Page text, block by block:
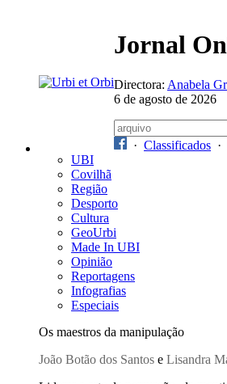
Jornal
Directora: Anabela
6 de agosto de 2026
· Classificados ·
UBI
Covilhã
Região
Desporto
Cultura
GeoUrbi
Made In UBI
Opinião
Reportagens
Infografias
Especiais
Os maestros da manipulação
João Botão dos Santos e Lisandra